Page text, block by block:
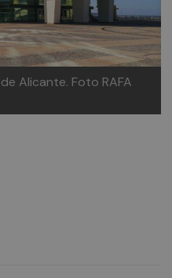
Alicante. Foto RAFA